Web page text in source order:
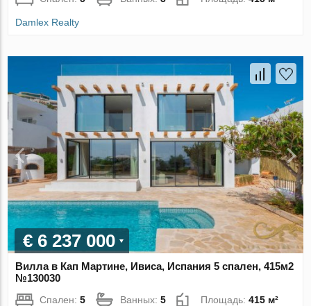
Damlex Realty
€ 6 237 000
Вилла в Кап Мартине, Ивиса, Испания 5 спален, 415м2
№130030
Спален:5 Ванных:5 Площадь:415 м²